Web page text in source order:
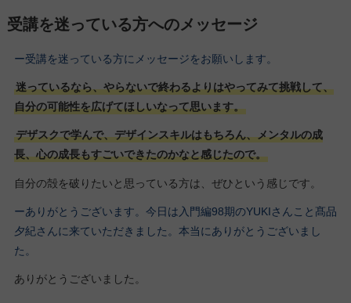
受講を迷っている方へのメッセージ
ー受講を迷っている方にメッセージをお願いします。
迷っているなら、やらないで終わるよりはやってみて挑戦して、
自分の可能性を広げてほしいなって思います。
デザスクで学んで、デザインスキルはもちろん、メンタルの成
長、心の成長もすごいできたのかなと感じたので。
自分の殻を破りたいと思っている方は、ぜひという感じです。
ーありがとうございます。今日は入門編98期のYUKIさんこと髙品
夕紀さんに来ていただきました。本当にありがとうございまし
た。
ありがとうございました。